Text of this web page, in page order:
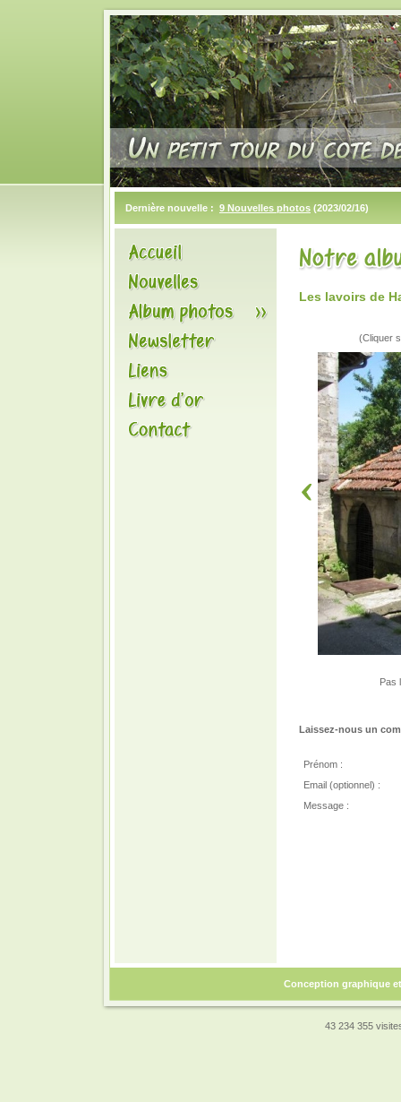
Dernière nouvelle : 9 Nouvelles photos (2023/02/16)
Les lavoirs de
(Cliquer
Pas
Laissez-nous un
Prénom :
Email (optionnel) :
Message :
Conception graphique
43 234 355